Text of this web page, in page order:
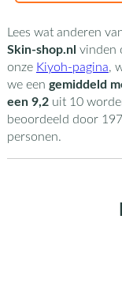
Lees wat anderen
Skin-shop.nl vinden
onze Kiyoh-pagina,
we een gemiddeld
een 9,2uit 10
beoordeeld door
personen.